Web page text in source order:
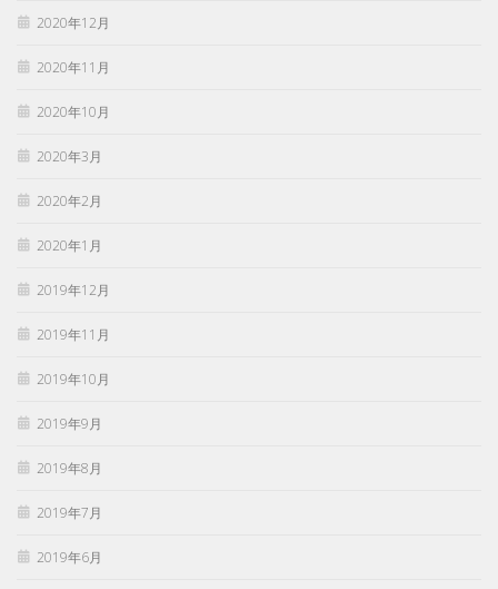
2020年12月
2020年11月
2020年10月
2020年3月
2020年2月
2020年1月
2019年12月
2019年11月
2019年10月
2019年9月
2019年8月
2019年7月
2019年6月